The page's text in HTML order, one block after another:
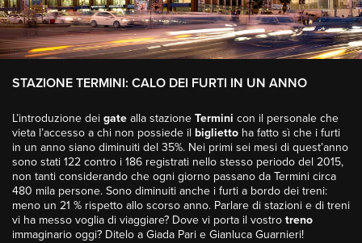
STAZIONE TERMINI: CALO DEI FURTI IN UN ANNO
L’introduzione dei gate alla stazione Termini con il personale che
vieta l’accesso a chi non possiede il biglietto ha fatto sì che i furti
in un anno siano diminuiti del 35%. Nei primi sei mesi di quest’anno
sono stati 122 contro i 186 registrati nello stesso periodo del 2015,
non tanti considerando che ogni giorno passano da Termini circa
480 mila persone. Sono diminuiti anche i furti a bordo dei treni:
meno un 21 % rispetto allo scorso anno. Parlare di stazioni e di treni
vi ha messo voglia di viaggiare? Dove vi porta il vostro treno
immaginario oggi? Ditelo a Giada Pari e Gianluca Guarnieri!